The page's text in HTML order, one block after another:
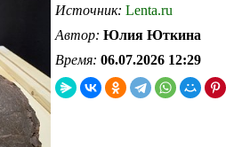
Источник: Lenta.ru
Автор: Юлия Юткина
Время: 06.07.2026 12:29